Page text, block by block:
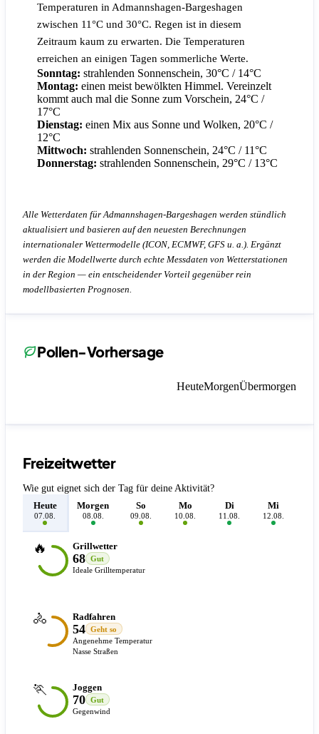
Temperaturen in Admannshagen-Bargeshagen
zwischen 11°C und 30°C. Regen ist in diesem
Zeitraum kaum zu erwarten. Die Temperaturen
erreichen an einigen Tagen sommerliche Werte.
Sonntag: strahlenden Sonnenschein, 30°C / 14°C
Montag: einen meist bewölkten Himmel. Vereinzelt
kommt auch mal die Sonne zum Vorschein, 24°C /
17°C
Dienstag: einen Mix aus Sonne und Wolken, 20°C /
12°C
Mittwoch: strahlenden Sonnenschein, 24°C / 11°C
Donnerstag: strahlenden Sonnenschein, 29°C / 13°C
Alle Wetterdaten für Admannshagen-Bargeshagen werden stündlich
aktualisiert und basieren auf den neuesten Berechnungen
internationaler Wettermodelle (ICON, ECMWF, GFS u. a.). Ergänzt
werden die Modellwerte durch echte Messdaten von Wetterstationen
in der Region — ein entscheidender Vorteil gegenüber rein
modellbasierten Prognosen.
Pollen-Vorhersage
HeuteMorgenÜbermorgen
Freizeitwetter
Wie gut eignet sich der Tag für deine Aktivität?
Heute
07.08.
Morgen
08.08.
So
09.08.
Mo
10.08.
Di
11.08.
Mi
12.08.
🔥 Grillwetter
68
Gut
Ideale Grilltemperatur
🚴 Radfahren
54
Geht so
Angenehme Temperatur
Nasse Straßen
🏃 Joggen
70
Gut
Gegenwind